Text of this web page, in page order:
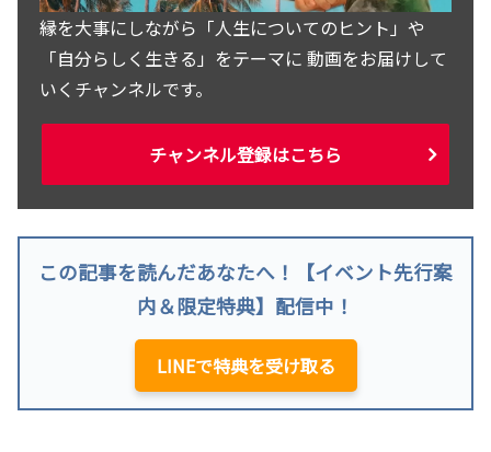
縁を大事にしながら「人生についてのヒント」や
「自分らしく生きる」をテーマに 動画をお届けして
いくチャンネルです。
チャンネル登録はこちら
この記事を読んだあなたへ！【イベント先行案
内＆限定特典】配信中！
LINEで特典を受け取る